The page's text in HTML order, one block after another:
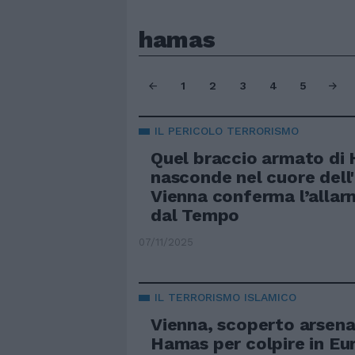
hamas
1 2 3 4 5
IL PERICOLO TERRORISMO
Quel braccio armato di
nasconde nel cuore
Vienna conferma
dal Tempo
07/11/2025
IL TERRORISMO ISLAMICO
Vienna, scoperto
Hamas per colpire in